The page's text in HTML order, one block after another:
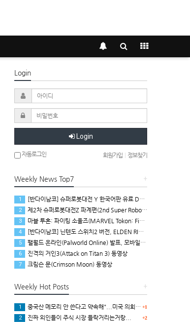
Login
Login
자동로그인 회원가입 정보찾기
+
Weekly News Top7
1 [반다이남코] 슈퍼로봇대전 Y 한국어판 유료 DLC 애니버서리 확장팩, 8월 5일 판매 시작
2 제2차 슈퍼로봇대전Z 파계편(2nd Super Robot Wars Z: Break the World Chapter) Remastered 제작 결정
3 마블 투혼: 파이팅 소울즈(MARVEL Tokon: Fighting Souls) 런칭 트레일러
4 [반다이남코] 닌텐도 스위치2 버전, ELDEN RING 빛바랜 자 에디션 패키지 예약 판매, 8월 5일 시작
5 팰월드 온라인(Palworld Online) 발표, 모바일용 오픈 월드 멀티플레이 생존 크래프트
6 진격의 거인3(Attack on Titan 3) 동영상
7 크림슨 문(Crimson Moon) 동영상
+
Weekly Hot Posts
+1
1 중국산 메모리 안 쓴다고 약속해"...미국 의회, 애플에 '경고장'
+2
2 진짜 외인들이 주식 시장 들락거리는거랑...